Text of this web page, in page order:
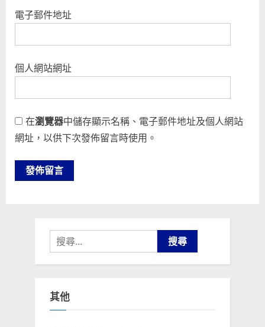
電子郵件地址
個人網站網址
在瀏覽器中儲存顯示名稱、電子郵件地址及個人網站
網址，以供下次發佈留言時使用。
搜
尋
關
字:
其他